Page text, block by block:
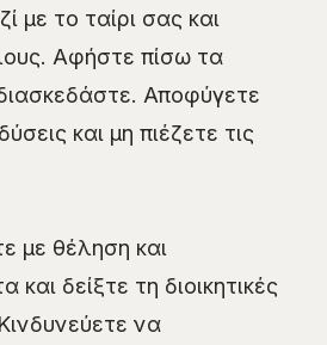
με το ταίρι σας και
Αφήστε πίσω τα
Αποφύγετε
και μη πιέζετε τις
με θέληση και
και δείξτε τη διοικητικές
να